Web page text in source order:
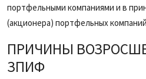
портфельными компаниями и в
(акционера) портфельных
ПРИЧИНЫ
ЗПИФ